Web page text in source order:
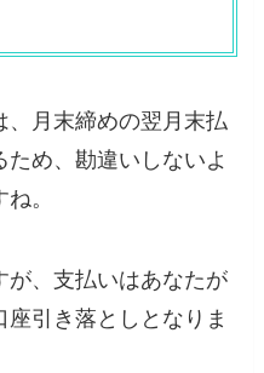
、月末締めの翌月末払
め、勘違いしないよ
。
、支払いはあなたが
引き落としとなりま